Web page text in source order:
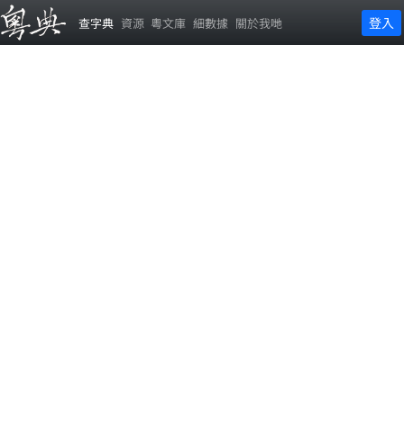
查字典 資源 粵文庫 細數據 關於我哋 登入